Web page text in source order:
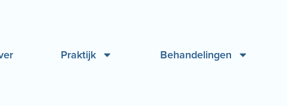
Praktijk Behandelingen